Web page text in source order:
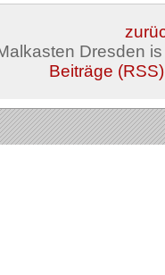
Dresden
Beiträge (RSS)